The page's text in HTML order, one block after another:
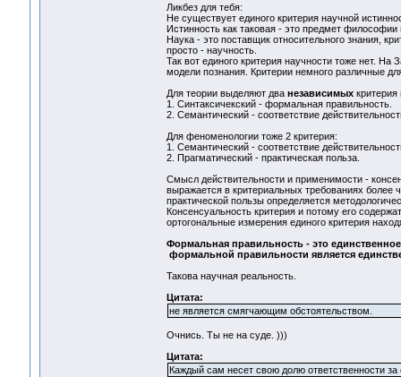
Ликбез для тебя:
Не существует единого критерия научной
Истинность как таковая - это предмет философии
Наука - это поставщик относительного знания,
просто - научность.
Так вот единого критерия научности тоже нет.
модели познания. Критерии немного различные
Для теории выделяют два независимыхкритерия
1. Синтаксичекский - формальная правильность.
2. Семантический - соответствие
Для феноменологии тоже 2 критерия:
1. Семантический - соответствие
2. Прагматический - практическая польза.
Смысл действительности и применимости -
выражается в критериальных требованиях более
практической пользы определяется
Консенсуальность критерия и потому его
ортогональные измерения единого критерия
Формальная правильность - это
формальной правильности является
Такова научная реальность.
Цитата:
не является смягчающим обстоятельством.
Очнись. Ты не на суде. )))
Цитата:
Каждый сам несет свою долю ответственности за